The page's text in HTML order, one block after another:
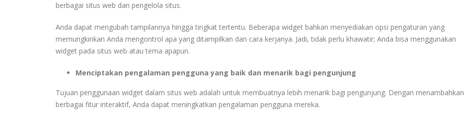
berbagai situs web dan pengelola situs.
Anda dapat mengubah tampilannya hingga tingkat tertentu. Beberapa widget bahkan menyediakan opsi pengaturan yang
memungkinkan Anda mengontrol apa yang ditampilkan dan cara kerjanya. Jadi, tidak perlu khawatir; Anda bisa menggunakan
widget pada situs web atau tema apapun.
Menciptakan pengalaman pengguna yang baik dan menarik bagi pengunjung
Tujuan penggunaan widget dalam situs web adalah untuk membuatnya lebih menarik bagi pengunjung. Dengan menambahkan
berbagai fitur interaktif, Anda dapat meningkatkan pengalaman pengguna mereka.